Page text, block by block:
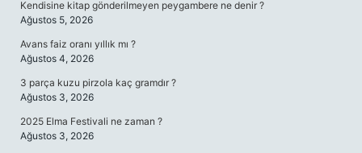
Kendisine kitap gönderilmeyen peygambere ne denir ?
Ağustos 5, 2026
Avans faiz oranı yıllık mı ?
Ağustos 4, 2026
3 parça kuzu pirzola kaç gramdır ?
Ağustos 3, 2026
2025 Elma Festivali ne zaman ?
Ağustos 3, 2026